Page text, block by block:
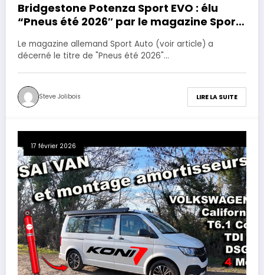
Bridgestone Potenza Sport EVO : élu
“Pneus été 2026″ par le magazine Sport
Le magazine allemand Sport Auto (voir article) a
décerné le titre de "Pneus été 2026"…
Steve Jolibois LIRE LA SUITE
17 février 2026